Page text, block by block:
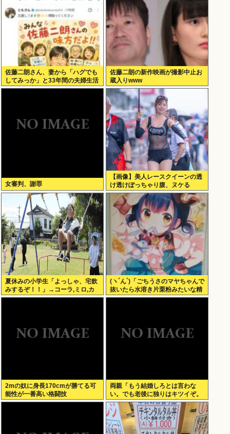
佐藤二朗さん、妻から「ハグでも
してみっか」と33年間の夫婦生活
で初めて言われる
佐藤二朗の新作映画が撮影中止お
蔵入りwww
女審判、謝罪
【画像】美人レースクイーンの透
け透けぽっちゃり腹、ヌケる
夏休みの小学生「よっしゃ、宅飲
みするぞ！！」→コーラ,ミロ,カ
ルピス！www
(ヽ´ん`)「ごちうさのマヤちゃんで
抜いたら水溶き片栗粉みたいな精
液出てきて我ながらビビった」
2mの奴に身長170cmが勝てる可
能性が一番高い格闘技
両親「もう結婚しろとは言わな
い。でも老後に独りはキツイぞ。
どうするんだ？」俺ら「…」